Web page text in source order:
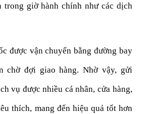
trong giờ hành chính như các dịch
được vận chuyển bằng đường bay
chờ đợi giao hàng. Nhờ vậy, gửi
vụ được nhiều cá nhân, cửa hàng,
thích, mang đến hiệu quả tốt hơn